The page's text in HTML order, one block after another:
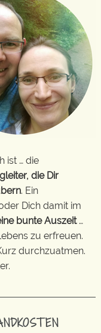
ist … die
die Dir
. Ein
Dich damit im
bunte Auszeit…
zu erfreuen.
durchzuatmen.